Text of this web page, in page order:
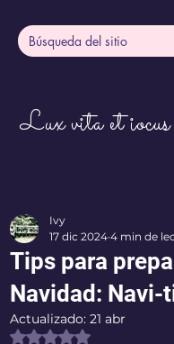
Lux vita et iocus
Tips para
Navidad: Navi-
Ivy
17 dic 2024 4 min de
Actualizado: 21 abr
Obtuvo NaN de 5